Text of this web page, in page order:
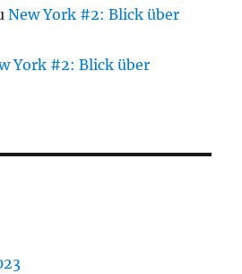
New York #2: Blick über
York #2: Blick über